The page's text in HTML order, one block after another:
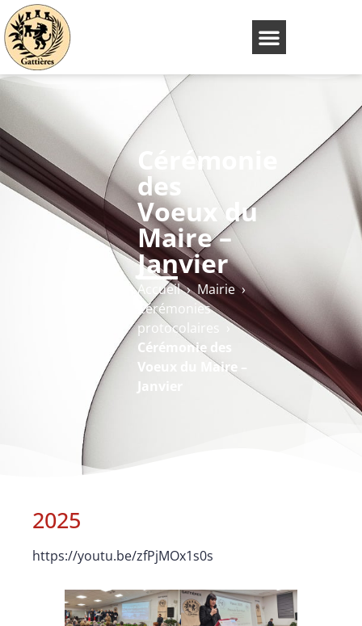
Cérémonie
des
Voeux du
Maire –
Janvier
Accueil›Mairie›
Cérémonies
protocolaires
›
Cérémonie des
Voeux du Maire –
Janvier
2025
https://youtu.be/zfPjMOx1s0s